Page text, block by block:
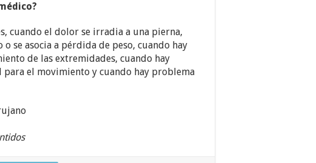
cuando el dolor se irradia a una pierna,
se asocia a pérdida de peso, cuando hay
de las extremidades, cuando hay
el movimiento y cuando hay problema